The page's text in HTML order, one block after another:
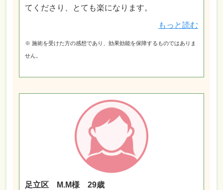
てくださり、とても楽になります。
もっと読む
※ 施術を受けた方の感想であり、効果効能を保障するものではありま
せん。
足立区 M.M様 29歳